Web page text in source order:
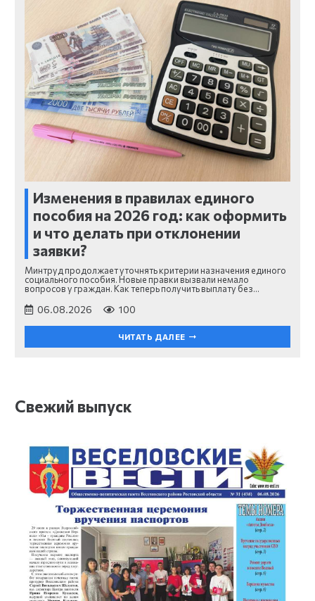
Изменения в правилах единого
пособия на 2026 год: как оформить
и что делать при отклонении
заявки?
Минтруд продолжает уточнять критерии назначения единого
социального пособия. Новые правки вызвали немало
вопросов у граждан. Как теперь получить выплату без…
06.08.2026 100
ЧИТАТЬ ДАЛЕЕ
Свежий выпуск